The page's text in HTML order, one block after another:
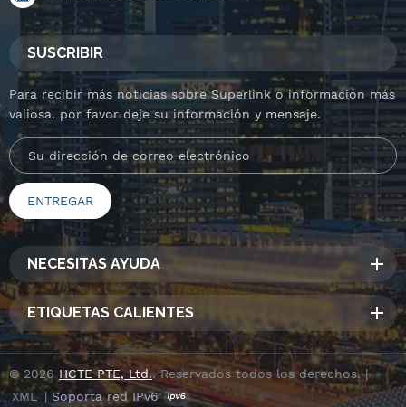
SUSCRIBIR
Para recibir más noticias sobre Superlink o información más
valiosa. por favor deje su información y mensaje.
NECESITAS AYUDA
ETIQUETAS CALIENTES
© 2026 HCTE PTE, Ltd.. Reservados todos los derechos. |
XML | Soporta red IPv6